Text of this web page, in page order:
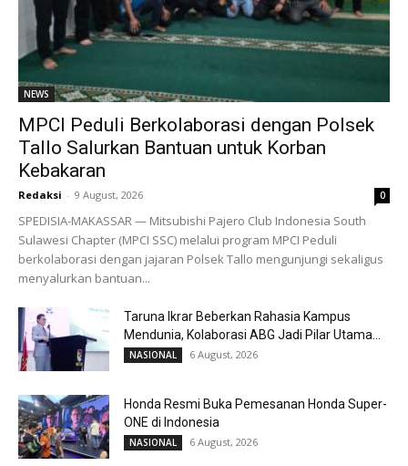
NEWS
MPCI Peduli Berkolaborasi dengan Polsek
Tallo Salurkan Bantuan untuk Korban
Kebakaran
Redaksi - 9 August, 2026 0
SPEDISIA-MAKASSAR — Mitsubishi Pajero Club Indonesia South
Sulawesi Chapter (MPCI SSC) melalui program MPCI Peduli
berkolaborasi dengan jajaran Polsek Tallo mengunjungi sekaligus
menyalurkan bantuan...
Taruna Ikrar Beberkan Rahasia Kampus
Mendunia, Kolaborasi ABG Jadi Pilar Utama...
NASIONAL 6 August, 2026
Honda Resmi Buka Pemesanan Honda Super-
ONE di Indonesia
NASIONAL 6 August, 2026